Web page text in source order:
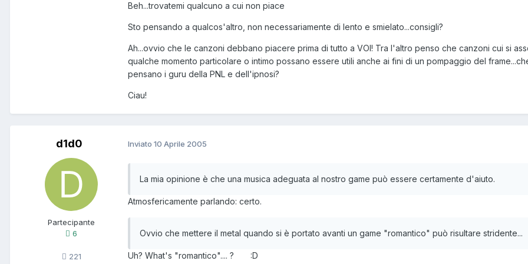
Beh...trovatemi qualcuno a cui non piace
Sto pensando a qualcos'altro, non necessariamente di lento e smielato...consigli?
Ah...ovvio che le canzoni debbano piacere prima di tutto a VOI! Tra l'altro penso che canzoni cui si
qualche momento particolare o intimo possano essere utili anche ai fini di un pompaggio del
pensano i guru della PNL e dell'ipnosi?
Ciau!
d1d0
Partecipante
6
221
Inviato 10 Aprile 2005
La mia opinione è che una musica adeguata al nostro game può essere certamente d'aiuto.
Atmosfericamente parlando: certo.
Ovvio che mettere il metal quando si è portato avanti un game "romantico" può risultare stridente...
Uh? What's "romantico".... ? :D